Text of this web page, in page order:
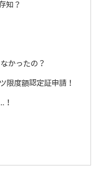
知？
かったの？
限度額認定証申請！
！